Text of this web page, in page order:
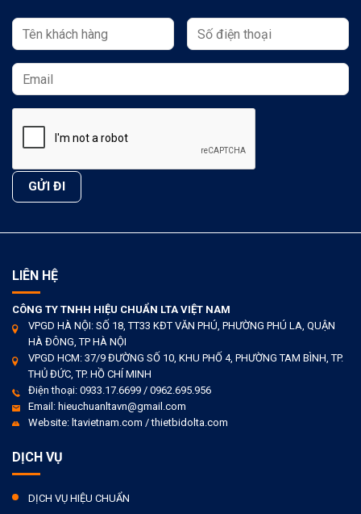
LIÊN HỆ
CÔNG TY TNHH HIỆU CHUẨN LTA VIỆT NAM
VPGD HÀ NỘI: SỐ 18, TT33 KĐT VĂN PHÚ, PHƯỜNG PHÚ LA, QUẬN
HÀ ĐÔNG, TP HÀ NỘI
VPGD HCM: 37/9 ĐƯỜNG SỐ 10, KHU PHỐ 4, PHƯỜNG TAM BÌNH, TP.
THỦ ĐỨC, TP. HỒ CHÍ MINH
Điện thoại: 0933.17.6699 / 0962.695.956
Email: hieuchuanltavn@gmail.com
Website: ltavietnam.com / thietbidolta.com
DỊCH VỤ
DỊCH VỤ HIỆU CHUẨN